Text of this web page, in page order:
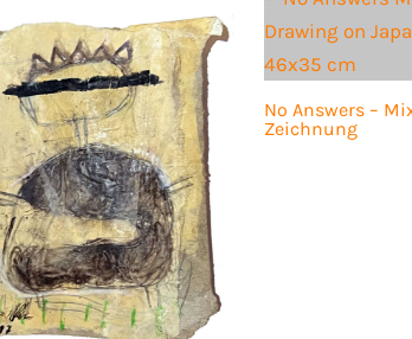
No Answers –
Zeichnung